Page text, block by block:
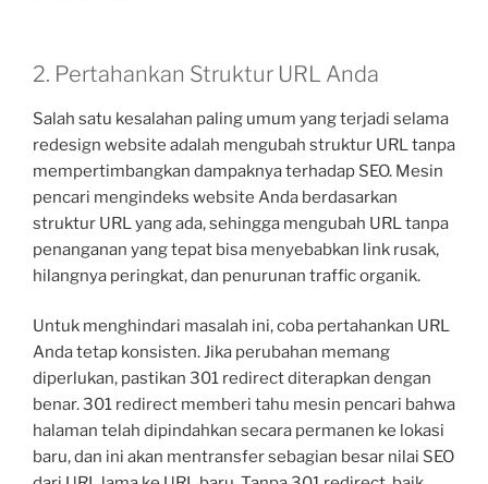
2. Pertahankan Struktur URL Anda
Salah satu kesalahan paling umum yang terjadi selama
redesign website adalah mengubah struktur URL tanpa
mempertimbangkan dampaknya terhadap SEO. Mesin
pencari mengindeks website Anda berdasarkan
struktur URL yang ada, sehingga mengubah URL tanpa
penanganan yang tepat bisa menyebabkan link rusak,
hilangnya peringkat, dan penurunan traffic organik.
Untuk menghindari masalah ini, coba pertahankan URL
Anda tetap konsisten. Jika perubahan memang
diperlukan, pastikan 301 redirect diterapkan dengan
benar. 301 redirect memberi tahu mesin pencari bahwa
halaman telah dipindahkan secara permanen ke lokasi
baru, dan ini akan mentransfer sebagian besar nilai SEO